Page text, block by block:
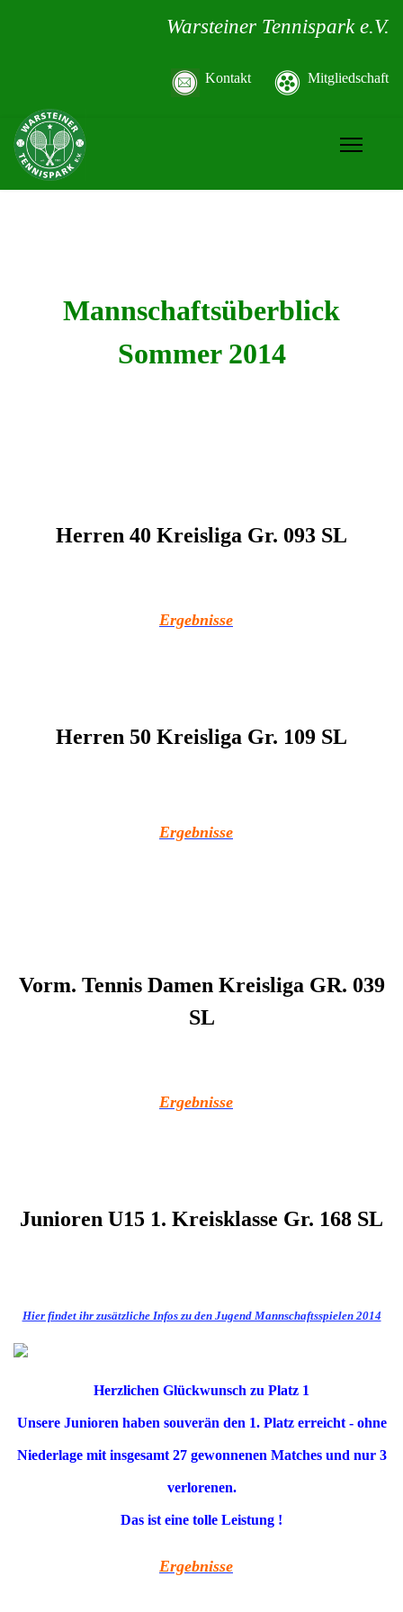
Warsteiner Tennispark e.V.
Kontakt Mitgliedschaft
Mannschaftsüberblick
Sommer 2014
Herren 40 Kreisliga Gr. 093 SL
Ergebnisse
Herren 50 Kreisliga Gr. 109 SL
Ergebnisse
Vorm. Tennis Damen Kreisliga GR. 039
SL
Ergebnisse
Junioren U15 1. Kreisklasse Gr. 168 SL
Hier findet ihr zusätzliche Infos zu den Jugend Mannschaftsspielen 2014
Herzlichen Glückwunsch zu Platz 1
Unsere Junioren haben souverän den 1. Platz erreicht - ohne
Niederlage mit insgesamt 27 gewonnenen Matches und nur 3
verlorenen.
Das ist eine tolle Leistung !
Ergebnisse